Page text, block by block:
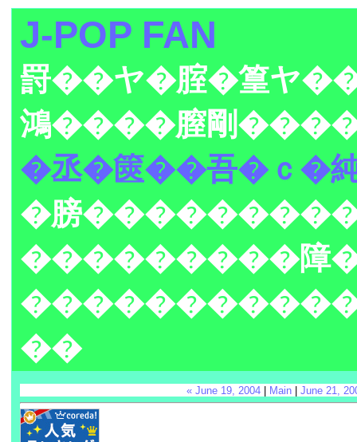
J-POP FAN
罸��ヤ�腟�篁ヤ
鴻����膣剛
�丞�篋��吾�ｃ
�膀
���������障
��
« June 19, 2004| Main| June 21,